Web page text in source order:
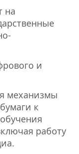
на
и
механизмы
к
работу